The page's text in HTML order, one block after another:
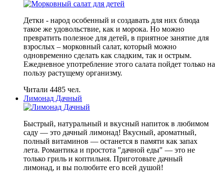
Детки - народ особенный и создавать для них блюда
такое же удовольствие, как и морока. Но можно
превратить полезное для детей, в приятное занятие для
взрослых – морковный салат, который можно
одновременно сделать как сладким, так и острым.
Ежедневное употребление этого салата пойдет только на
пользу растущему организму.
Читали 4485 чел.
Лимонад Дачный
Быстрый, натуральный и вкусный напиток в любимом
саду — это дачный лимонад! Вкусный, ароматный,
полный витаминов — останется в памяти как запах
лета. Романтика и простота "дачной еды" — это не
только гриль и коптильня. Приготовьте дачный
лимонад, и вы полюбите его всей душой!